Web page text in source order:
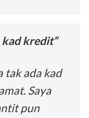
kad kredit”
tak ada kad
Saya
pun